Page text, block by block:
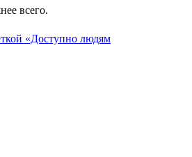
всего.
«Доступно людям